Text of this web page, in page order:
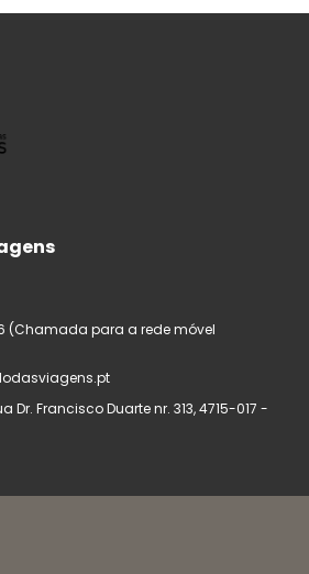
(Chamada para a rede móvel
Dr. Francisco Duarte nr. 313, 4715-017 -